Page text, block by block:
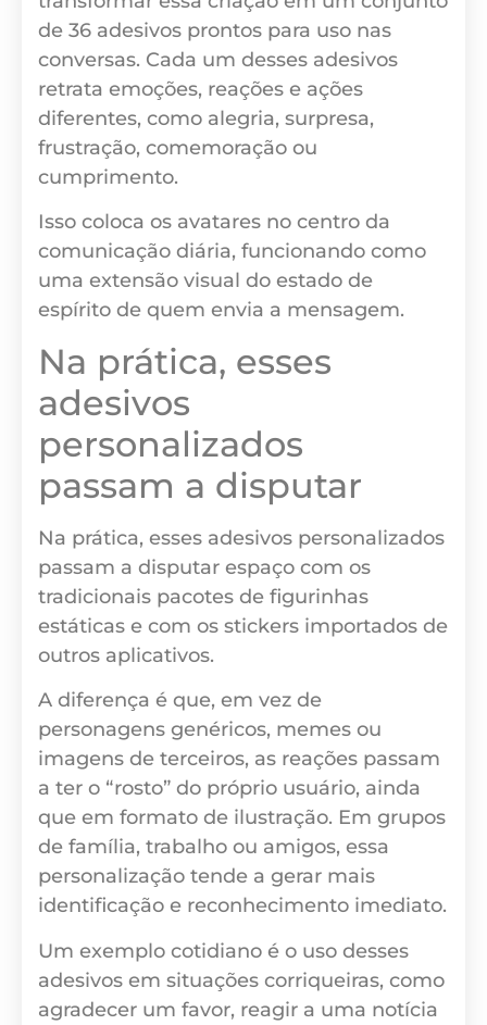
de 36 adesivos prontos para uso nas
conversas. Cada um desses adesivos
retrata emoções, reações e ações
diferentes, como alegria, surpresa,
frustração, comemoração ou
cumprimento.
Isso coloca os avatares no centro da
comunicação diária, funcionando como
uma extensão visual do estado de
espírito de quem envia a mensagem.
Na prática, esses
adesivos
personalizados
passam a disputar
Na prática, esses adesivos personalizados
passam a disputar espaço com os
tradicionais pacotes de figurinhas
estáticas e com os stickers importados de
outros aplicativos.
A diferença é que, em vez de
personagens genéricos, memes ou
imagens de terceiros, as reações passam
a ter o “rosto” do próprio usuário, ainda
que em formato de ilustração. Em grupos
de família, trabalho ou amigos, essa
personalização tende a gerar mais
identificação e reconhecimento imediato.
Um exemplo cotidiano é o uso desses
adesivos em situações corriqueiras, como
agradecer um favor, reagir a uma notícia